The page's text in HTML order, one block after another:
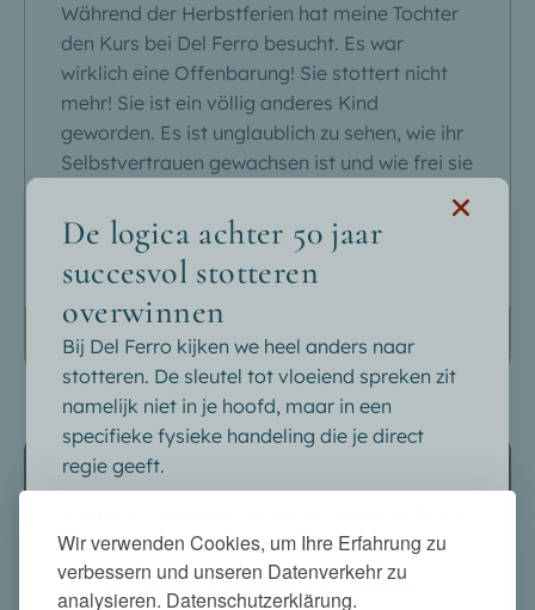
Wir verwenden Cookies, um Ihre Erfahrung zu
verbessern und unseren Datenverkehr zu
analysieren. Datenschutzerklärung.
Während der Herbstferien hat meine Tochter
den Kurs bei Del Ferro besucht. Es war
wirklich eine Offenbarung! Sie stottert nicht
mehr! Sie ist ein völlig anderes Kind
geworden. Es ist unglaublich zu sehen, wie ihr
Selbstvertrauen gewachsen ist und wie frei sie
Zukunft haben sich erheblich erweitert.
Diese Bewertung wurde über Google geteilt
Stotterfrei ab dem ersten Kurstag
Eine großartige Erfahrung für unsere
Kursteilnehmer. Man gewöhnt sich nie daran.
De logica achter 50 jaar
succesvol stotteren
overwinnen
Bij Del Ferro kijken we heel anders naar
stotteren. De sleutel tot vloeiend spreken zit
namelijk niet in je hoofd, maar in een
specifieke fysieke handeling die je direct
regie geeft.
onze belangrijkste inzichten in je mailbox:
De werkelijke oorzaak van stotteren